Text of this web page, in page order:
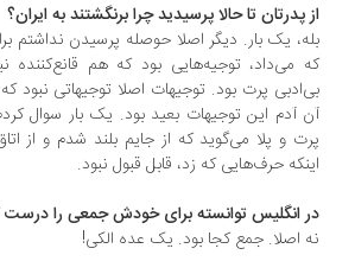
پدرتان تا حالا پرسیدید چرا برنگشتند به ایران؟
یک بار. دیگر اصلا حوصله پرسیدن نداشتم برای
می‌داد، توجیه‌هایی بود که هم قانع‌کننده نبود
پرت بود. توجیهات اصلا توجیهاتی نبود که
آدم این توجیهات بعید بود. یک بار سوال کردم
و پلا می‌گوید که از جایم بلند شدم و از اتاق آمدم
حرف‌هایی که زد، قابل قبول نبود.
انگلیس توانسته برای خودش جمعی را درست کند؟
اصلا. جمع کجا بود. یک عده الکی!